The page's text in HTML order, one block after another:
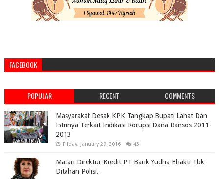
FACEBOOK
POPULAR RECENT COMMENTS
Masyarakat Desak KPK Tangkap Bupati Lahat Dan
Istrinya Terkait Indikasi Korupsi Dana Bansos 2011-
2013
Friday, January 29, 2016 43
Matan Direktur Kredit PT Bank Yudha Bhakti Tbk
Ditahan Polisi.